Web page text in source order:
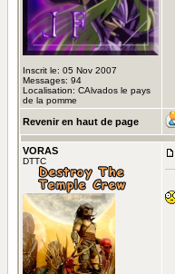
Inscrit le: 05 Nov 2007
Messages: 94
Localisation: CAlvados le pays
de la pomme
Revenir en haut de page
VORAS
DTTC